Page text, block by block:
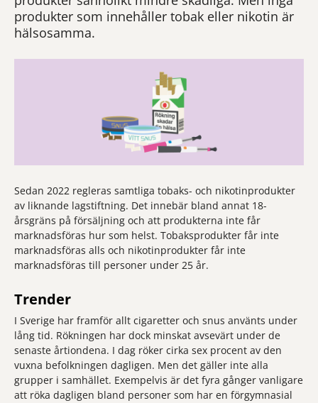
produkter som innehåller tobak eller nikotin är
hälsosamma.
Sedan 2022 regleras samtliga tobaks- och nikotinprodukter
av liknande lagstiftning. Det innebär bland annat 18-
årsgräns på försäljning och att produkterna inte får
marknadsföras hur som helst. Tobaksprodukter får inte
marknadsföras alls och nikotinprodukter får inte
marknadsföras till personer under 25 år.
Trender
I Sverige har framför allt cigaretter och snus använts under
lång tid. Rökningen har dock minskat avsevärt under de
senaste årtiondena. I dag röker cirka sex procent av den
vuxna befolkningen dagligen. Men det gäller inte alla
grupper i samhället. Exempelvis är det fyra gånger vanligare
att röka dagligen bland personer som har en förgymnasial